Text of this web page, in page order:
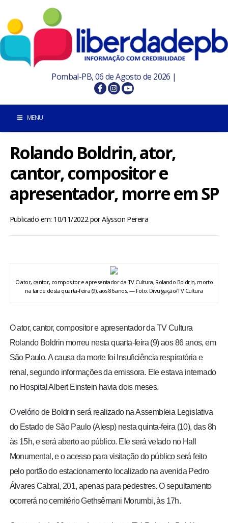
Pombal-PB, 06 de Agosto de 2026 |
MENU
INÍCIO
POMBAL E REGIÃO
PARAÍBA
BRASIL
ESPORTES
TV LPB
FOTOS
COLUNISTAS
Rolando Boldrin, ator,
cantor, compositor e
apresentador, morre em SP
Publicado em: 10/11/2022porAlysson Pereira
O ator, cantor, compositor e apresentador da TV Cultura, Rolando Boldrin, morto
na tarde desta quarta-feira (9), aos 86 anos. — Foto: Divulgação/TV Cultura
O ator, cantor, compositor e apresentador da TV Cultura
Rolando Boldrin morreu nesta quarta-feira (9) aos 86 anos, em
São Paulo. A causa da morte foi Insuficiência respiratória e
renal, segundo informações da emissora. Ele estava internado
no Hospital Albert Einstein havia dois meses.
O velório de Boldrin será realizado na Assembleia Legislativa
do Estado de São Paulo (Alesp) nesta quinta-feira (10), das 8h
às 15h, e será aberto ao público. Ele será velado no Hall
Monumental, e o acesso para visitação do público será feito
pelo portão do estacionamento localizado na avenida Pedro
Álvares Cabral, 201, apenas para pedestres. O sepultamento
ocorrerá no cemitério Gethsêmani Morumbi, às 17h.